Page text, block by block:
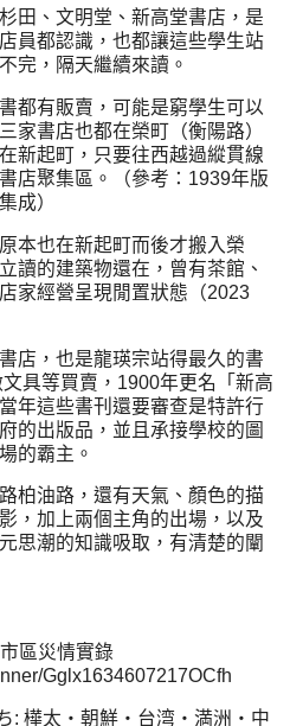
田、文明堂、新高堂書店，是
員都認識，也都讓這些學生站
完，隔天繼續來讀。
都有販賣，可能是窮學生可以
家書店也都在榮町（衡陽路）
新起町，只要往西越過縱貫線
店聚集區。（參考：1939年版
成）
本也在新起町而後才搬入榮
讀的建築物還在，曾有茶館、
家經營呈現閒置狀態（2023
店，也是龍瑛宗站得最久的書
具等買賣，1900年更名「新高
年這些書刊還要審查是特許行
的出版品，並且承接學校的圖
的霸主。
柏油路，還有天氣、顏色的描
，加上兩個主角的出場，以及
思潮的知識吸取，有清楚的闡
區災情實錄
Gglx1634607217OCfh
: 樺太・朝鮮・台湾・満洲・中